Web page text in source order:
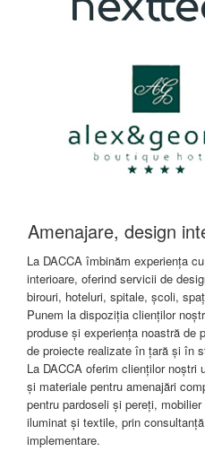
Amenajare, design
La DACCA îmbinăm experiența
interioare, oferind servicii de
birouri, hoteluri, spitale, școli,
Punem la dispoziția clienților
produse și experiența noastră de
de proiecte realizate în țară și în
La DACCA oferim clienților
și materiale pentru amenajări
pentru pardoseli și pereți,
iluminat și textile, prin
implementare.